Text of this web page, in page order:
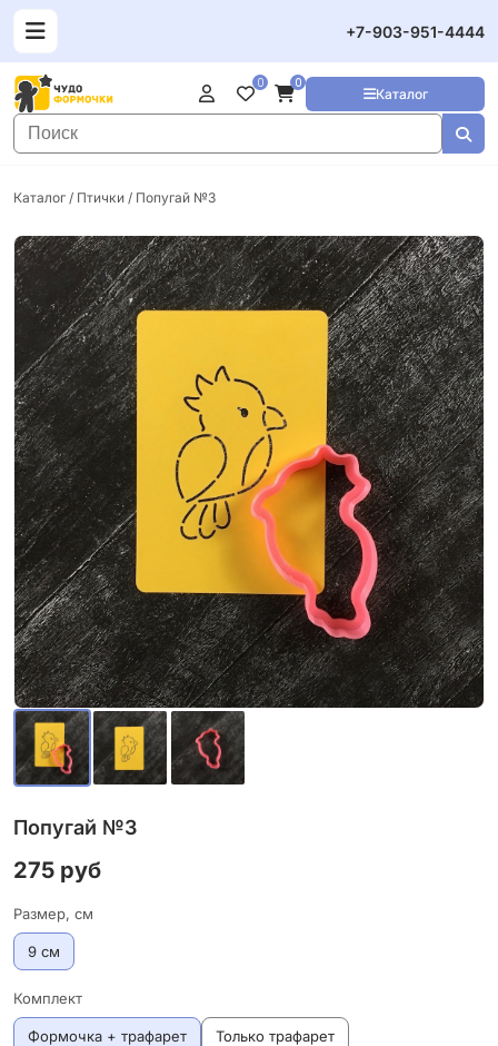
+7-903-951-4444
Каталог
0 0
Каталог / Птички / Попугай №3
Попугай №3
275 руб
Размер, см
9 см
Комплект
Формочка + трафарет Только трафарет